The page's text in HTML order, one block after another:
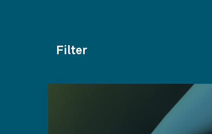
Filter